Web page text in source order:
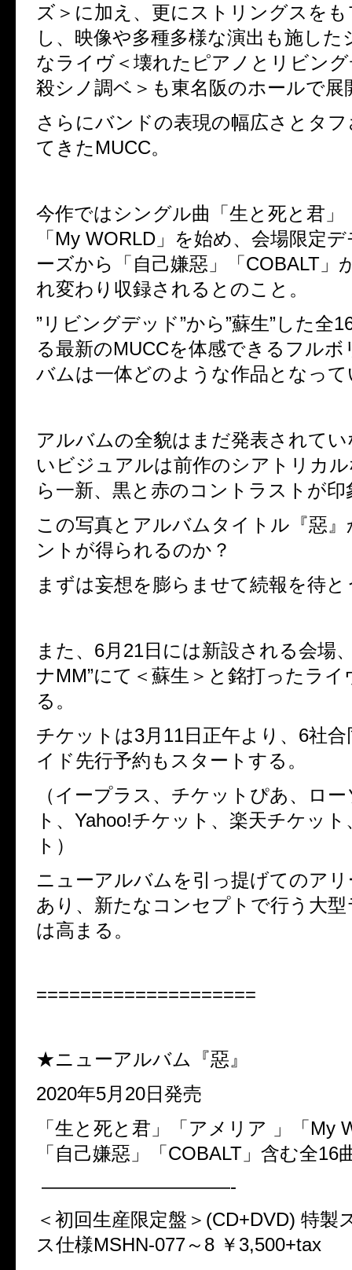
ズ＞に加え、 更にストリングスを
し、映像や多種多様な演出も施し
なライヴ＜ 壊れたピアノとリビン
殺シノ調ベ＞も東名阪のホールで展
さらにバンドの表現の幅広さとタ
てきた MUCC。
今作ではシングル曲「生と死と君」
「 My WORLD 」を始め、 会場限定
ーズから「自己嫌惡」「 COBALT 」
れ変わり収録されるとのこと。
”リビングデッド”から”蘇生”した全
る最新のMUCCを体感できる フルボ
バムは一体どのような作品となっ
アルバムの全貌はまだ発表されて
いビジュアルは前作のシアトリカ
ら一新、 黒と赤のコントラストが印
この写真とアルバムタイトル『惡
ントが得られるのか？
まずは妄想を膨らませて続報を待と
また、 6月 21日には新設される会場
ナMM”にて＜ 蘇生＞と銘打ったライ
る。
チケットは3月 11日正午より、 6社合
イド先行予約もスタートする。
（イープラス、チケットぴあ、ロ
ト、 Yahoo!チケット、楽天チケット
ト）
ニューアルバムを引っ提げてのア
あり、新たなコンセプトで行う大
は高まる。
====================
★ニューアルバム『惡』
2020年5月 20日発売
「生と死と君」「アメリア
」「 My
「自己嫌惡」「 COBALT 」含む全16
——————————-
＜初回生産限定盤＞ (CD+DVD) 特製
ス仕様MSHN-077～ 8 ￥ 3,500+tax